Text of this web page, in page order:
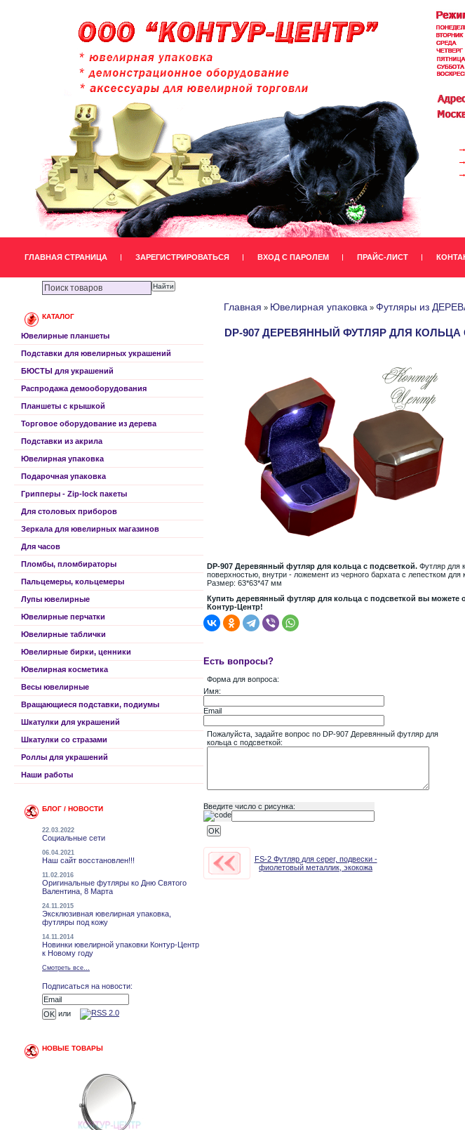
ГЛАВНАЯ СТРАНИЦА ЗАРЕГИСТРИРОВАТЬСЯ ВХОД С ПАРОЛЕМ ПРАЙС-ЛИСТ
КАТАЛОГ
Ювелирные планшеты
Подставки для ювелирных украшений
БЮСТЫ для украшений
Распродажа демооборудования
Планшеты с крышкой
Торговое оборудование из дерева
Подставки из акрила
Ювелирная упаковка
Подарочная упаковка
Грипперы - Zip-lock пакеты
Для столовых приборов
Зеркала для ювелирных магазинов
Для часов
Пломбы, пломбираторы
Пальцемеры, кольцемеры
Лупы ювелирные
Ювелирные перчатки
Ювелирные таблички
Ювелирные бирки, ценники
Ювелирная косметика
Весы ювелирные
Вращающиеся подставки, подиумы
Шкатулки для украшений
Шкатулки со стразами
Роллы для украшений
Наши работы
БЛОГ / НОВОСТИ
22.03.2022
Социальные сети
06.04.2021
Наш сайт восстановлен!!!
11.02.2016
Оригинальные футляры ко Дню Святого
Валентина, 8 Марта
24.11.2015
Эксклюзивная ювелирная упаковка,
футляры под кожу
14.11.2014
Новинки ювелирной упаковки Контур-Центр
к Новому году
Смотреть все...
Подписаться на новости:
или
НОВЫЕ ТОВАРЫ
Главная » Ювелирная упаковка » Футляры из
DP-907 ДЕРЕВЯННЫЙ ФУТЛЯР ДЛЯ
DP-907 Деревянный футляр для кольца с подсветкой. Футляр для
поверхностью, внутри - ложемент из черного бархата с лепестком для
Размер: 63*63*47 мм
Купить деревянный футляр для кольца с подсветкой вы можете
Контур-Центр!
Есть вопросы?
Форма для вопроса:
Имя:
Email
Пожалуйста, задайте вопрос по DP-907 Деревянный футляр для
кольца с подсветкой:
Введите число с рисунка:
FS-2 Футляр для серег, подвески -
фиолетовый металлик, экокожа